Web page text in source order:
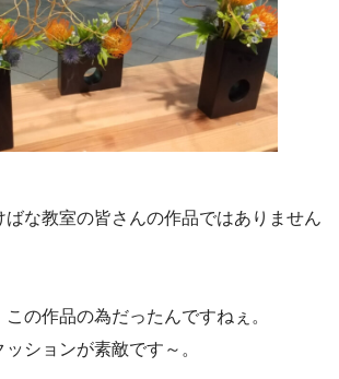
ばな教室の皆さんの作品ではありません
の作品の為だったんですねぇ。
ションが素敵です～。